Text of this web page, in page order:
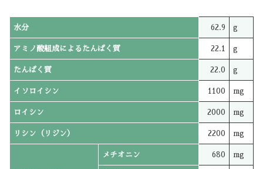
水分 62.9 g
アミノ酸組成によるたんぱく質 22.1 g
たんぱく質 22.0 g
イソロイシン 1100 mg
ロイシン 2000 mg
リシン（リジン） 2200 mg
メチオニン 680 mg